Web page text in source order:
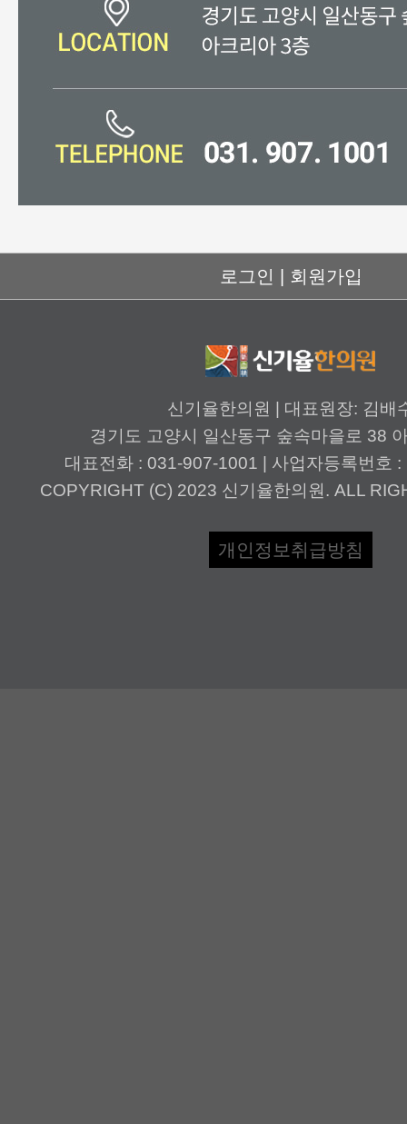
로그인 | 회원가입
신기율한의원 | 대표원장: 김배
경기도 고양시 일산동구 숲속마을로 38
대표전화 : 031-907-1001 | 사업자등록번호
COPYRIGHT (C) 2023 신기율한의원. ALL
개인정보취급방침